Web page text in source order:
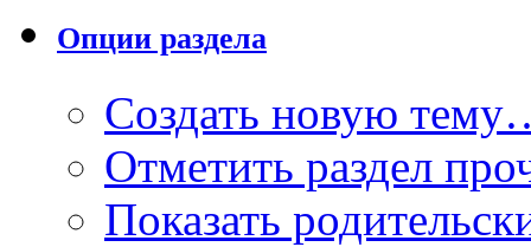
Опции раздела
Создать новую
Отметить раздел
Показать